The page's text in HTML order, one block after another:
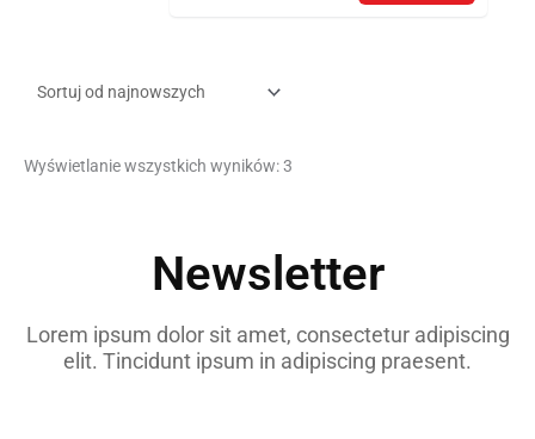
Wyświetlanie wszystkich wyników: 3
Newsletter
Lorem ipsum dolor sit amet, consectetur adipiscing
elit. Tincidunt ipsum in adipiscing praesent.